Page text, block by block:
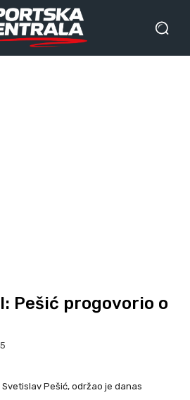
Pešić progovorio o
Pešić, održao je danas